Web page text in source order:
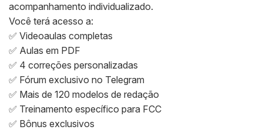
acompanhamento individualizado.
Você terá acesso a:
✅ Videoaulas completas
✅ Aulas em PDF
✅ 4 correções personalizadas
✅ Fórum exclusivo no Telegram
✅ Mais de 120 modelos de redação
✅ Treinamento específico para FCC
✅ Bônus exclusivos